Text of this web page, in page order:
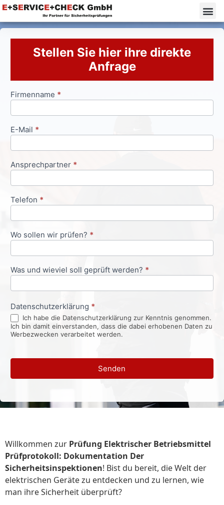
Stellen Sie hier ihre direkte
Anfrage
Anfrageformular
Firmenname *
E-Mail *
Ansprechpartner *
Telefon *
Wo sollen wir prüfen? *
Was und wieviel soll geprüft werden? *
Datenschutzerklärung *
Ich habe die Datenschutzerklärung zur Kenntnis genommen.
Ich bin damit einverstanden, dass die dabei erhobenen Daten zu
Werbezwecken verarbeitet werden.
Senden
Willkommen zur Prüfung Elektrischer Betriebsmittel
Prüfprotokoll: Dokumentation Der
Sicherheitsinspektionen! Bist du bereit, die Welt der
elektrischen Geräte zu entdecken und zu lernen, wie
man ihre Sicherheit überprüft?